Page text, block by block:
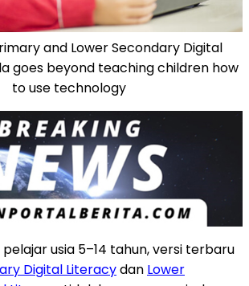
and Lower Secondary Digital
goes beyond teaching children how
to use technology
usia 5–14 tahun, versi terbaru
Digital Literacydan Lower